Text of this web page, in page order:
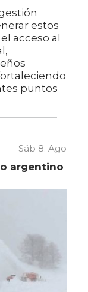
estos
acceso al
puntos
Sáb 8. Ago
argentino